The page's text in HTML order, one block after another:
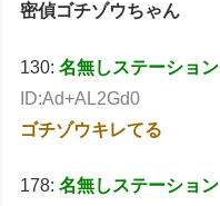
密偵ゴチゾウちゃん
130:名無しステーション
ID:Ad+AL2Gd0
ゴチゾウキレてる
178:名無しステーション